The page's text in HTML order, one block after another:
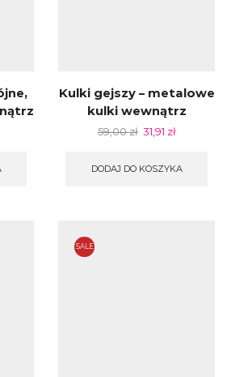
Kulki gejszy – metalowe
kulki wewnątrz
59,00zł 31,91 zł
DODAJ DO KOSZYKA
SALE